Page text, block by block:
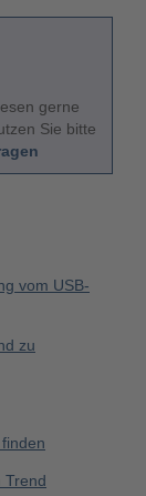
gerne
Sie bitte
vom USB-
zu
Trend